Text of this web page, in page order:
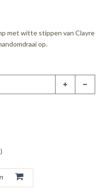
met witte stippen van Clayre
op.